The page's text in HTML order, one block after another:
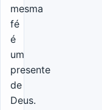
mesma
fé
é
um
presente
de
Deus.